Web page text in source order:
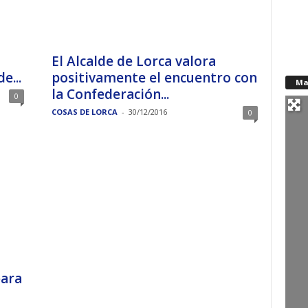
0
El Alcalde de Lorca valora
positivamente el encuentro con
la Confederación...
COSAS DE LORCA - 30/12/2016 0